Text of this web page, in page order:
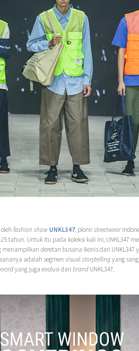
fashion show UNKL347, pionirstreetwear
tahun. Untuk itu pada koleksi kali ini, UNKL347
menampilkan deretan busana ikonis dari UNKL347
adalah segmen visualstorytellingyang
yang juga evolusi dari brand UNKL347.